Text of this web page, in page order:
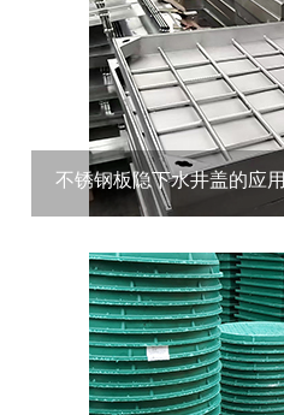
不锈钢板隐下水井盖的应用